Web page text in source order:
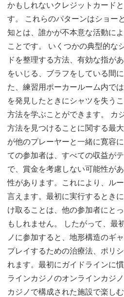
かもしれないクレジットカード
す。 これらのパターンはショー
知とは、誰かが不本意な活動に
ことです。 いくつかの典型的な
ドを整理する方法、有効な指が
をいじる、ブラフをしている間
た、練習用ポーカールーム内で
を発見したときにシャツを失う
方法を学ぶことができます。 カ
方法を見つけることに関する最
が他のプレーヤーと一緒に寛容
ての参加者は、すべての収益が
で、賞金を考慮しない可能性が
性があります。これにより、ル
言えます。最初に実行するとき
け取ることは、他の参加者にと
もしれません。 したがって、最
ノに参加すると、地形構造のギ
プレイするための治療法、ポリ
れます。最初にガイドラインに
ラインカジノのオンラインカジ
カジノで構成された施設で楽し